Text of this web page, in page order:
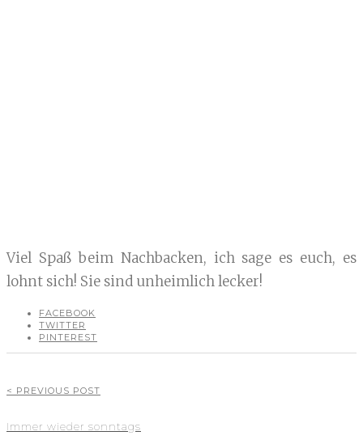
Viel Spaß beim Nachbacken, ich sage es euch, es
lohnt sich! Sie sind unheimlich lecker!
FACEBOOK
TWITTER
PINTEREST
< PREVIOUS POST
Immer wieder sonntags